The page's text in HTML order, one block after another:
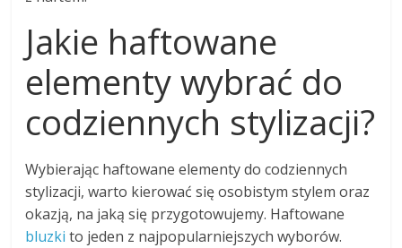
Jakie haftowane
elementy wybrać do
codziennych stylizacji?
Wybierając haftowane elementy do codziennych
stylizacji, warto kierować się osobistym stylem oraz
okazją, na jaką się przygotowujemy. Haftowane
bluzki to jeden z najpopularniejszych wyborów.